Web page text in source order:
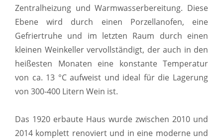
Zentralheizung und Warmwasserbereitung. Diese
Ebene wird durch einen Porzellanofen, eine
Gefriertruhe und im letzten Raum durch einen
kleinen Weinkeller vervollständigt, der auch in den
heißesten Monaten eine konstante Temperatur
von ca. 13 °C aufweist und ideal für die Lagerung
von 300-400 Litern Wein ist.
Das 1920 erbaute Haus wurde zwischen 2010 und
2014 komplett renoviert und in eine moderne und